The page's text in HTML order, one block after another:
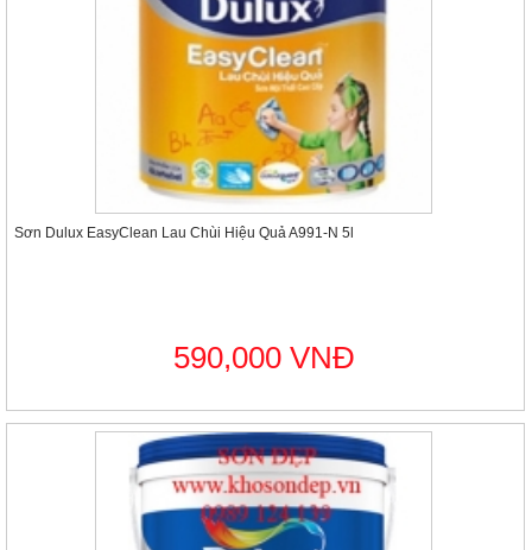
Sơn Dulux EasyClean Lau Chùi Hiệu Quả A991-N 5l
590,000 VNĐ